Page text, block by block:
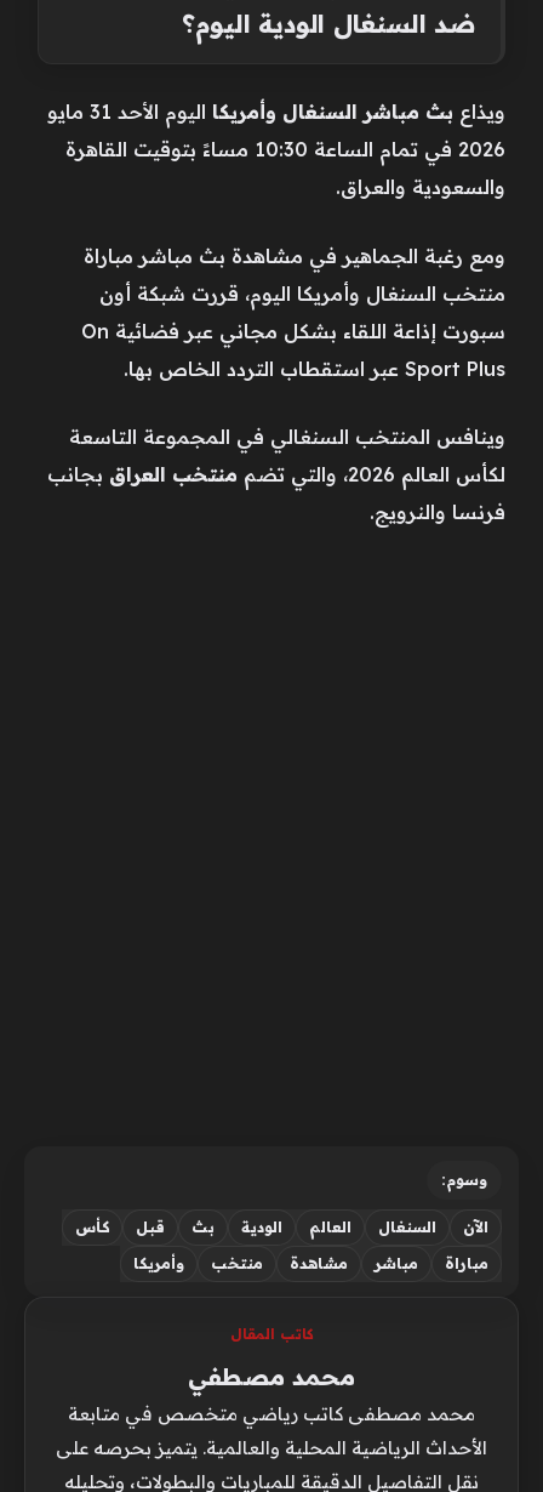
ضد السنغال الودية اليوم؟
ويذاع بث مباشر السنغال وأمريكا
اليوم الأحد 31 مايو
2026 في تمام الساعة 10:30 مساءً بتوقيت القاهرة
والسعودية والعراق.
ومع رغبة الجماهير في مشاهدة بث مباشر مباراة
منتخب السنغال وأمريكا اليوم، قررت شبكة أون
سبورت إذاعة اللقاء بشكل مجاني عبر فضائية On
Sport Plus عبر استقطاب التردد الخاص بها.
وينافس المنتخب السنغالي في المجموعة التاسعة
لكأس العالم 2026، والتي تضم
منتخب العراق بجانب
فرنسا والنرويج.
وسوم:
الآن السنغال العالم الودية بث قبل
كأس
مباراة
مباشر مشاهدة منتخب وأمريكا
كاتب المقال
محمد مصطفي
محمد مصطفى كاتب رياضي متخصص في متابعة
الأحداث الرياضية المحلية والعالمية. يتميز بحرصه على
نقل التفاصيل الدقيقة للمباريات والبطولات، وتحليله